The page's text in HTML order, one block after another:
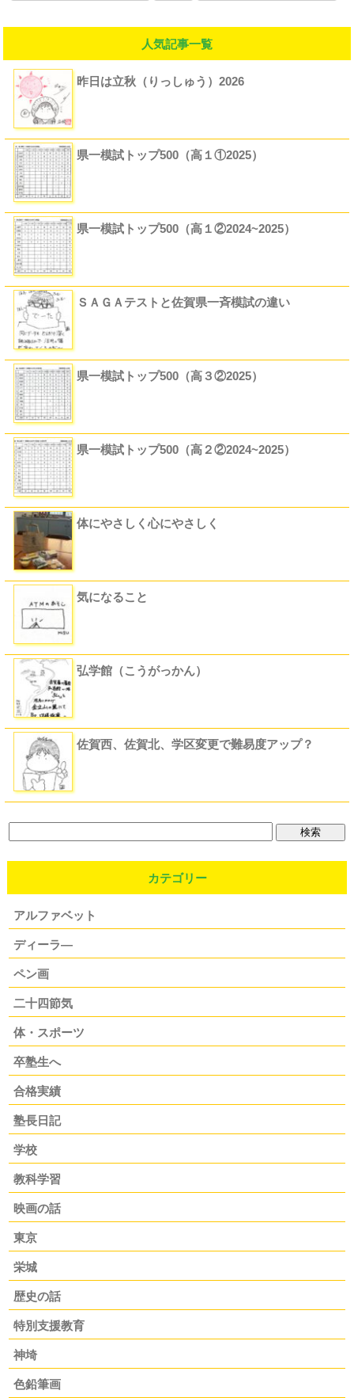
人気記事一覧
昨日は立秋（りっしゅう）2026
県一模試トップ500（高１①2025）
県一模試トップ500（高１②2024~2025）
ＳＡＧＡテストと佐賀県一斉模試の違い
県一模試トップ500（高３②2025）
県一模試トップ500（高２②2024~2025）
体にやさしく心にやさしく
気になること
弘学館（こうがっかん）
佐賀西、佐賀北、学区変更で難易度アップ？
カテゴリー
アルファベット
ディーラ―
ペン画
二十四節気
体・スポーツ
卒塾生へ
合格実績
塾長日記
学校
教科学習
映画の話
東京
栄城
歴史の話
特別支援教育
神埼
色鉛筆画